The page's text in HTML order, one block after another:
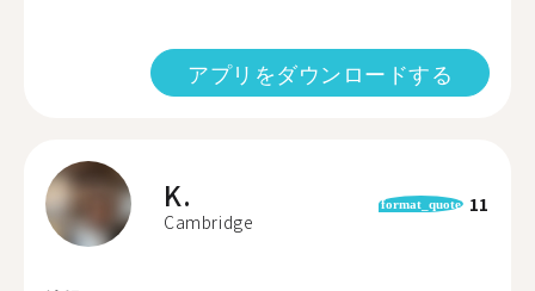
アプリをダウンロードする
K.
Cambridge
format_quote 11